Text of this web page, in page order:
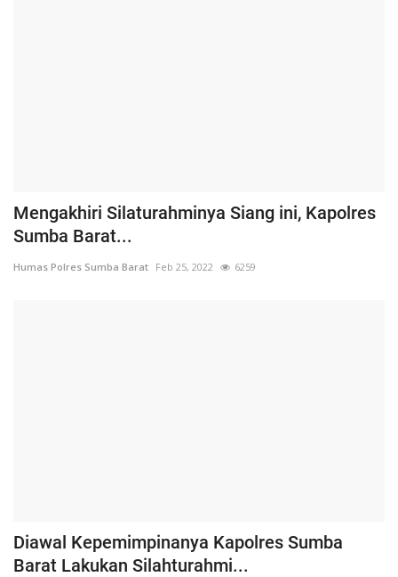
Mengakhiri Silaturahminya Siang ini, Kapolres
Sumba Barat...
Humas Polres Sumba Barat Feb 25, 2022 6259
Diawal Kepemimpinanya Kapolres Sumba
Barat Lakukan Silahturahmi...